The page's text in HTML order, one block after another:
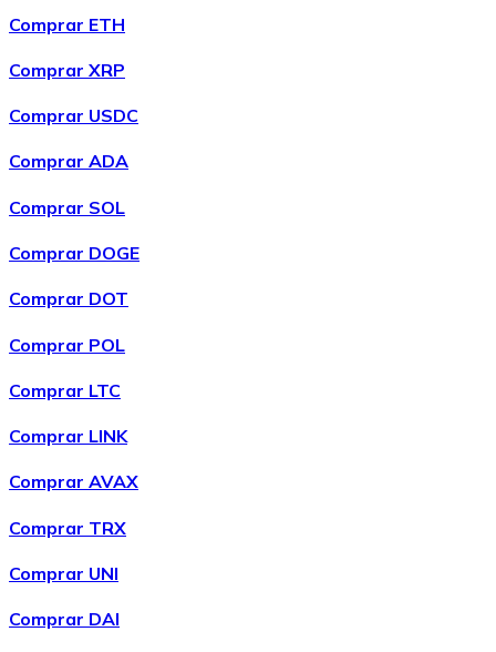
ComprarAlgorand
ALGO
ComprarTezos
Comprar ETH
Comprar XRP
Comprar USDC
Comprar ADA
Comprar SOL
Comprar DOGE
Comprar DOT
Comprar POL
Comprar LTC
Comprar LINK
Comprar AVAX
Comprar TRX
Comprar UNI
Comprar DAI